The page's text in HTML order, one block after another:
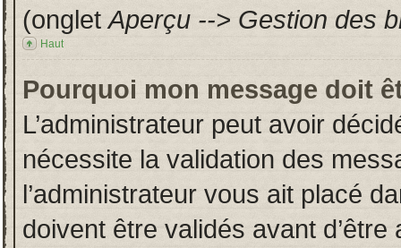
(ongletAperçu --> Gestion des
Haut
Pourquoi mon message doit
L’administrateur peut avoir
nécessite la validation des
l’administrateur vous ait placé
doivent être validés avant